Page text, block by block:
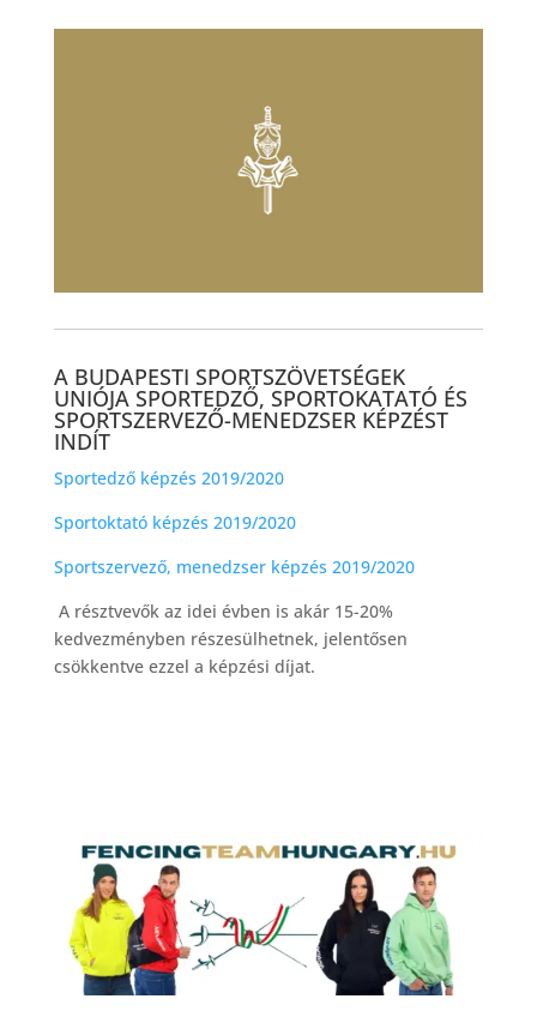
A BUDAPESTI SPORTSZÖVETSÉGEK
UNIÓJA SPORTEDZŐ, SPORTOKATATÓ ÉS
SPORTSZERVEZŐ-MENEDZSER KÉPZÉST
INDÍT
Sportedző képzés 2019/2020
Sportoktató képzés 2019/2020
Sportszervező, menedzser képzés 2019/2020
A résztvevők az idei évben is akár 15-20%
kedvezményben részesülhetnek, jelentősen
csökkentve ezzel a képzési díjat.